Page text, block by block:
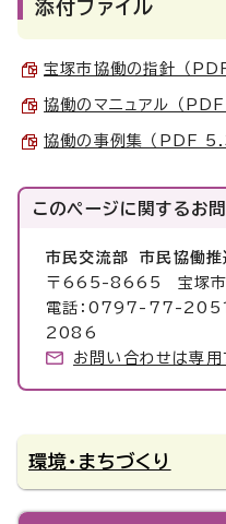
添付ファイル
宝塚市協働の指針 （
協働のマニュアル （
協働の事例集 （PDF
このページに関するお
市民交流部 市民協働推
〒665-8665 宝塚市
電話：0797-77-
2086
お問い合わせは専用
環境・まちづくり